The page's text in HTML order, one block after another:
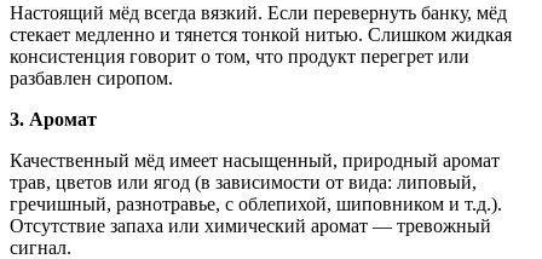
Настоящий мёд всегда вязкий. Если перевернуть банку, мёд
стекает медленно и тянется тонкой нитью. Слишком жидкая
консистенция говорит о том, что продукт перегрет или
разбавлен сиропом.
3. Аромат
Качественный мёд имеет насыщенный, природный аромат
трав, цветов или ягод (в зависимости от вида: липовый,
гречишный, разнотравье, с облепихой, шиповником и т.д.).
Отсутствие запаха или химический аромат — тревожный
сигнал.